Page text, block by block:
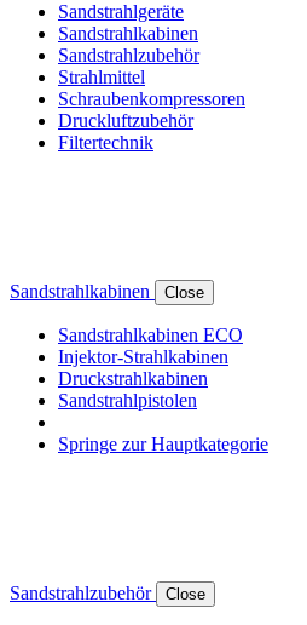
Sandstrahlgeräte
Sandstrahlkabinen
Sandstrahlzubehör
Strahlmittel
Schraubenkompressoren
Druckluftzubehör
Filtertechnik
Sandstrahlkabinen Close
Sandstrahlkabinen ECO
Injektor-Strahlkabinen
Druckstrahlkabinen
Sandstrahlpistolen
Springe zur Hauptkategorie
Sandstrahlzubehör Close